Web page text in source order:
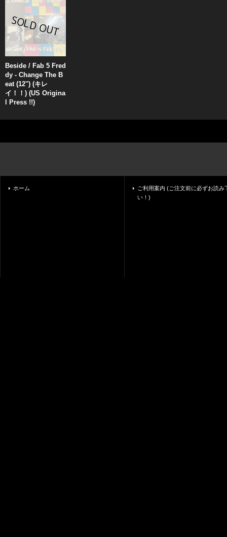
Beside / Fab 5 Fred
dy - Change The B
eat (12'') (キレ
イ！！) (US Origina
l Press !!)
ホーム
ご利用案内 (ご注文前に必ずお読み
い！)